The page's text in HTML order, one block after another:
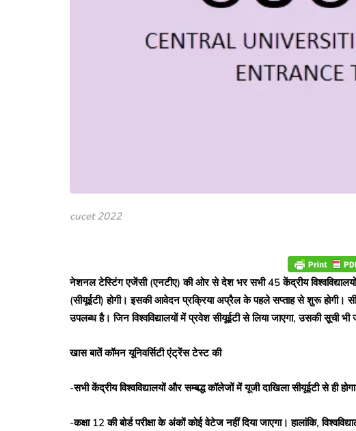
cucet 2022
नेशनल टेस्टिंग एजेंसी (एनटीए) की ओर से देश भर सभी 45 केंद्रीय
(सीयूईटी) होगी। इसकी आवेदन प्रक्रिया अप्रैल के पहले सप्ताह से शुरू होगी।
उपलब्ध है। जिन विश्वविद्यालयों में प्रवेश सीयूईटी से लिया जाएगा, उसकी सूची भी
खास बातें कॉमन यूनिवर्सिटी एंट्रेंस टेस्ट की
-सभी केंद्रीय विश्वविद्यालयों और सम्बद्ध कॉलेजों में यूजी दाखिला सीयूईटी से ही
-कक्षा 12 की बोर्ड परीक्षा के अंकों कोई वेटेज नहीं दिया जाएगा। हालांकि,